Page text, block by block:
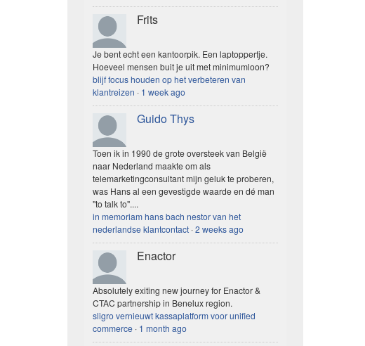
Frits
Je bent echt een kantoorpik. Een laptoppertje.
Hoeveel mensen buit je uit met minimumloon?
blijf focus houden op het verbeteren van
klantreizen · 1 week ago
Guido Thys
Toen ik in 1990 de grote oversteek van België
naar Nederland maakte om als
telemarketingconsultant mijn geluk te proberen,
was Hans al een gevestigde waarde en dé man
"to talk to"....
in memoriam hans bach nestor van het
nederlandse klantcontact ·2 weeks ago
Enactor
Absolutely exiting new journey for Enactor &
CTAC partnership in Benelux region.
sligro vernieuwt kassaplatform voor unified
commerce · 1 month ago